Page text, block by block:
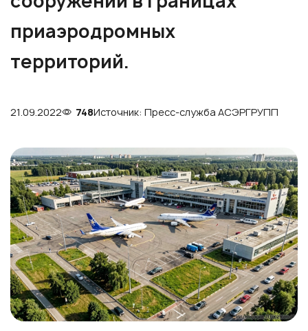
приаэродромных
территорий.
21.09.2022 748Источник: Пресс-служба АСЭРГРУПП